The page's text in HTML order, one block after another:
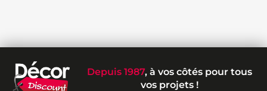
Depuis 1987, à vos côtés pour tous
vos projets !